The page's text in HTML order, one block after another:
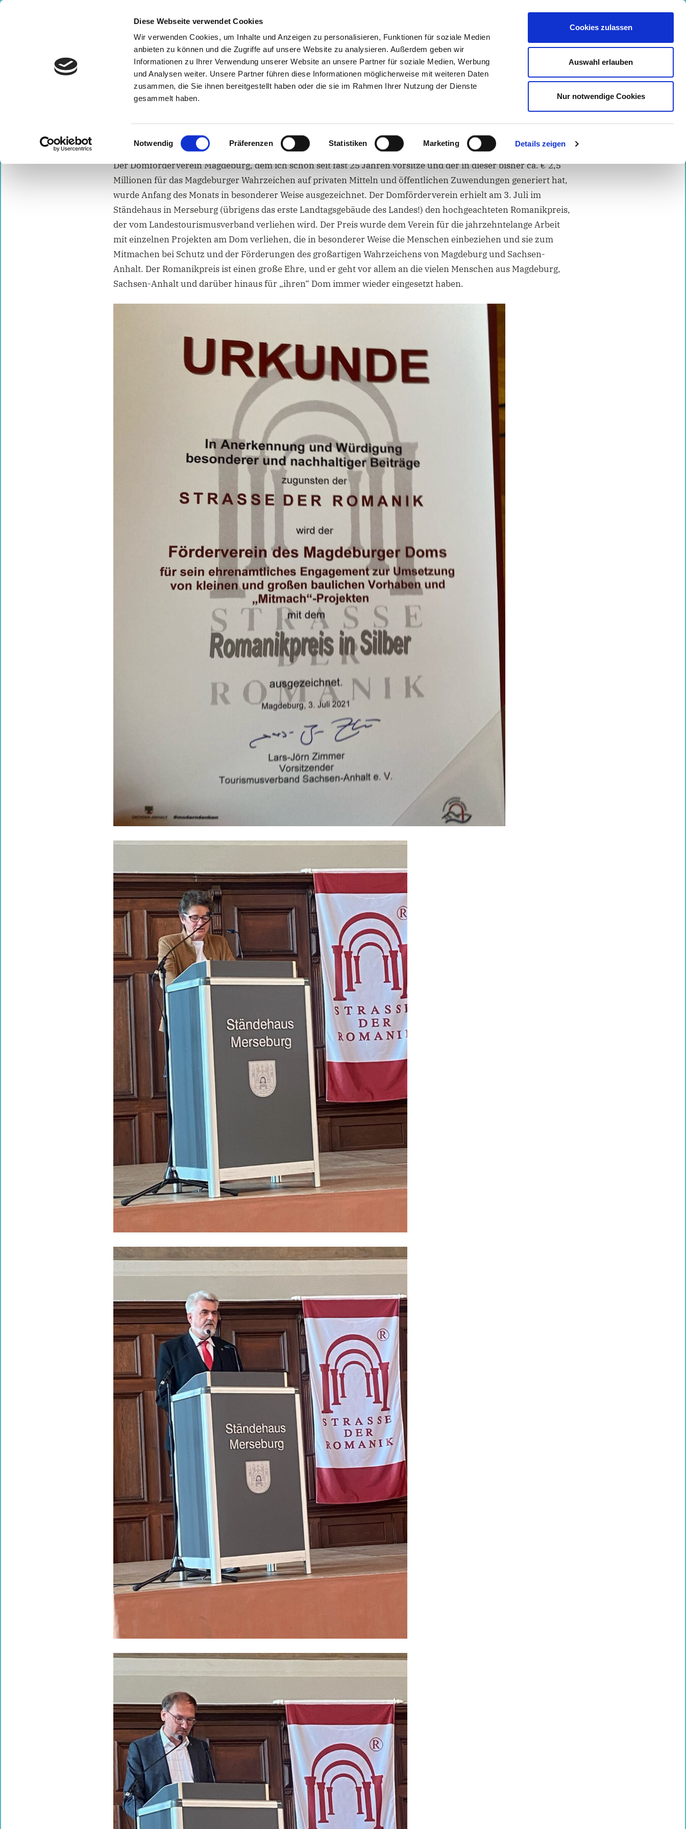
Diese Webseite verwendet Cookies
Wir verwenden Cookies, um Inhalte und Anzeigen zu personalisieren, Funktionen für soziale Medien
anbieten zu können und die Zugriffe auf unsere Website zu analysieren. Außerdem geben wir
Informationen zu Ihrer Verwendung unserer Website an unsere Partner für soziale Medien, Werbung
und Analysen weiter. Unsere Partner führen diese Informationen möglicherweise mit weiteren Daten
zusammen, die Sie ihnen bereitgestellt haben oder die sie im Rahmen Ihrer Nutzung der Dienste
gesammelt haben.
Einwilligungsauswahl
Notwendig Präferenzen Statistiken Marketing Details zeigen
Cookies zulassen
Auswahl erlauben
Nur notwendige Cookies
⠀Stephen Gerhard Stehli ⠀
⠀ ⠀ Abgeordneter für den Wahlkreis 10 Magdeburg Nord
Facebook
LANDTAGSWAHL 2021 VOR ORT FÜR NORD ÜBER MICH MEIN WAHLKREIS KONTAKT PRESSE IMPRESSUM
admin
Der Domförderverein Magdeburg, dem ich schon seit fast 25 Jahren vorsitze und der in dieser bisher ca. € 2,5
Millionen für das Magdeburger Wahrzeichen auf privaten Mitteln und öffentlichen Zuwendungen generiert hat,
wurde Anfang des Monats in besonderer Weise ausgezeichnet. Der Domförderverein erhielt am 3. Juli im
Ständehaus in Merseburg (übrigens das erste Landtagsgebäude des Landes!) den hochgeachteten Romanikpreis,
der vom Landestourismusverband verliehen wird. Der Preis wurde dem Verein für die jahrzehntelange Arbeit
mit einzelnen Projekten am Dom verliehen, die in besonderer Weise die Menschen einbeziehen und sie zum
Mitmachen bei Schutz und der Förderungen des großartigen Wahrzeichens von Magdeburg und Sachsen-
Anhalt. Der Romanikpreis ist einen große Ehre, und er geht vor allem an die vielen Menschen aus Magdeburg,
Sachsen-Anhalt und darüber hinaus für „ihren“ Dom immer wieder eingesetzt haben.